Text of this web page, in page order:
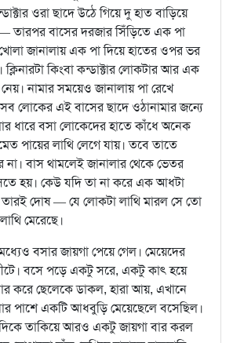
ওরা ছাদে উঠে গিয়ে দু হাত বাড়িয়ে
তারপর বাসের দরজার সিঁড়িতে এক পা
জানালায় এক পা দিয়ে হাতের ওপর ভর
ক্লিনারটা কিংবা কন্ডাক্টার লোকটার আর এক
নামার সময়েও জানালায় পা রেখে
লোকের এই বাসের ছাদে ওঠানামার জন্যে
ধারে বসা লোকেদের হাতে কাঁধে অনেক
পায়ের লাথি লেগে যায়। তবে তাতে
বাস থামলেই জানালার থেকে ভেতর
হয়। কেউ যদি তা না করে এক আধটা
তারই দোষ — যে লোকটা লাথি মারল সে তো
মেরেছে।
বসার জায়গা পেয়ে গেল। মেয়েদের
বসে পড়ে একটু সরে, একটু কাৎ হয়ে
করে ছেলেকে ডাকল, হারা আয়, এখানে
পাশে একটি আধবুড়ি মেয়েছেলে বসেছিল।
তাকিয়ে আরও একটু জায়গা বার করল